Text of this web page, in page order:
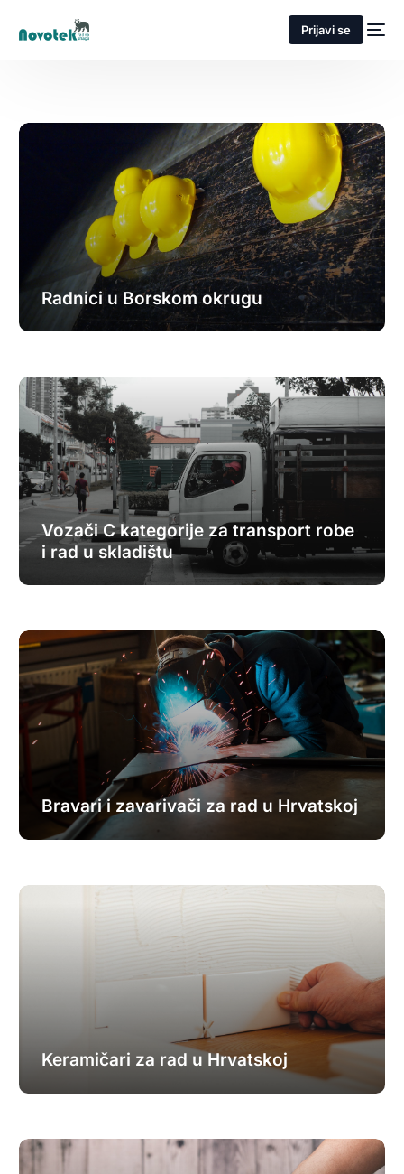
Prijavi se
Radnici u Borskom okrugu
Vozači C kategorije za transport robe
i rad u skladištu
Bravari i zavarivači za rad u Hrvatskoj
Keramičari za rad u Hrvatskoj